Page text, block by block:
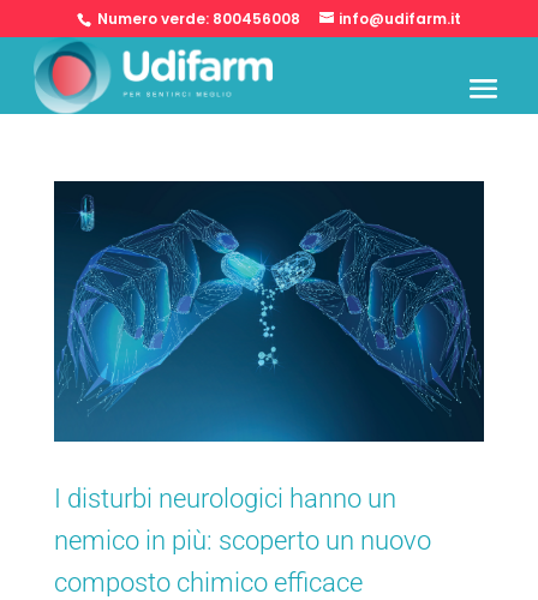
Numero verde: 800456008 info@udifarm.it
I disturbi neurologici hanno un
nemico in più: scoperto un nuovo
composto chimico efficace